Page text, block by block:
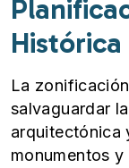
Histórica
La
salvaguardar
arquitectónica
monumentos